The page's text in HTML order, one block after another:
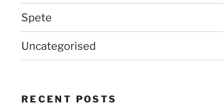
Spete
Uncategorised
RECENT POSTS